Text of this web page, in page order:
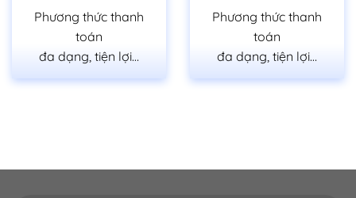
Phương thức thanh
toán
đa dạng, tiện lợi…
Phương thức thanh
toán
đa dạng, tiện lợi…